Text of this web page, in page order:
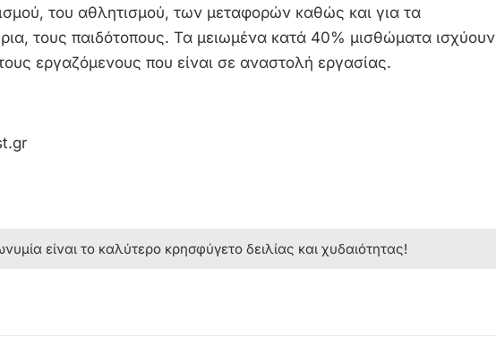
του αθλητισμού, των μεταφορών καθώς και για τα
τους παιδότοπους. Τα μειωμένα κατά 40% μισθώματα ισχύουν
εργαζόμενους που είναι σε αναστολή εργασίας.
είναι το καλύτερο κρησφύγετο δειλίας και χυδαιότητας!